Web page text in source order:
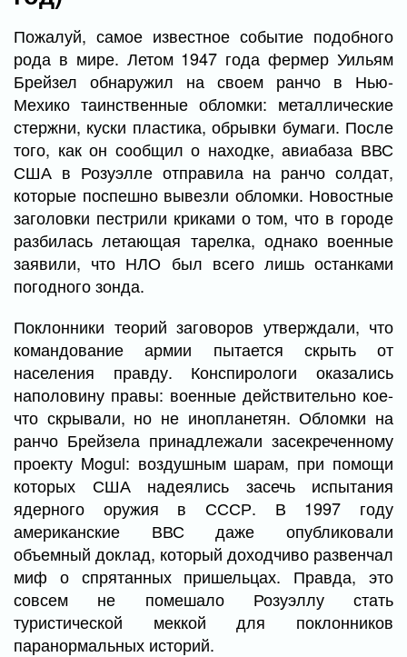
Пожалуй, самое известное событие подобного
рода в мире. Летом 1947 года фермер Уильям
Брейзел обнаружил на своем ранчо в Нью-
Мехико таинственные обломки: металлические
стержни, куски пластика, обрывки бумаги. После
того, как он сообщил о находке, авиабаза ВВС
США в Розуэлле отправила на ранчо солдат,
которые поспешно вывезли обломки. Новостные
заголовки пестрили криками о том, что в городе
разбилась летающая тарелка, однако военные
заявили, что НЛО был всего лишь останками
погодного зонда.
Поклонники теорий заговоров утверждали, что
командование армии пытается скрыть от
населения правду. Конспирологи оказались
наполовину правы: военные действительно кое-
что скрывали, но не инопланетян. Обломки на
ранчо Брейзела принадлежали засекреченному
проекту Mogul: воздушным шарам, при помощи
которых США надеялись засечь испытания
ядерного оружия в СССР. В 1997 году
американские ВВС даже опубликовали
объемный доклад, который доходчиво развенчал
миф о спрятанных пришельцах. Правда, это
совсем не помешало Розуэллу стать
туристической меккой для поклонников
паранормальных историй.